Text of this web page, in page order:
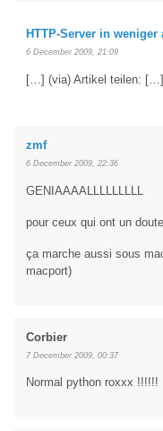
HTTP-Server in
6 December 2009, 21:09
[…] (via) Artikel teilen: […]
zmf
6 December 2009, 22:36
GENIAAAALLLLLLLLL
pour ceux qui ont un
ça marche aussi sous
macport)
Corbier
7 December 2009, 00:37
Normal python roxxx !!!!!!